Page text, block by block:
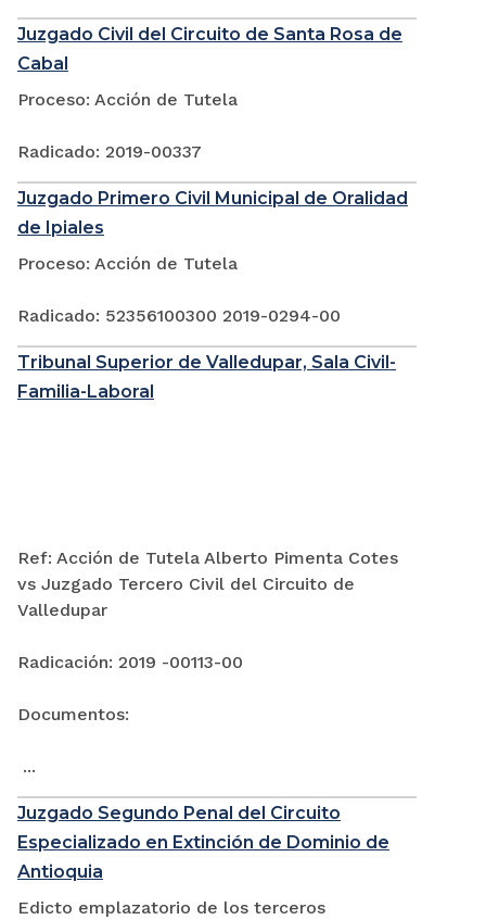
Juzgado Civil del Circuito de Santa Rosa de
Cabal
Proceso: Acción de Tutela
Radicado: 2019-00337
Juzgado Primero Civil Municipal de Oralidad
de Ipiales
Proceso: Acción de Tutela
Radicado: 52356100300 2019-0294-00
Tribunal Superior de Valledupar, Sala Civil-
Familia-Laboral
Ref: Acción de Tutela Alberto Pimenta Cotes
vs Juzgado Tercero Civil del Circuito de
Valledupar
Radicación: 2019 -00113-00
Documentos:
...
Juzgado Segundo Penal del Circuito
Especializado en Extinción de Dominio de
Antioquia
Edicto emplazatorio de los terceros